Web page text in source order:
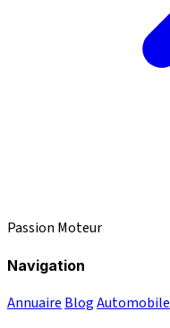
Passion Moteur
Navigation
Annuaire BlogAutomobile